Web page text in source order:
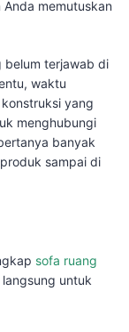
memutuskan
belum terjawab di
waktu
yang
menghubungi
banyak
sampai di
sofa ruang
untuk